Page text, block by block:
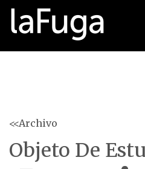
<<Archivo
Objeto De